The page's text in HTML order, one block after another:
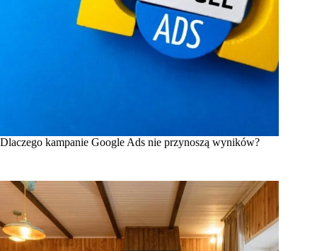
Dlaczego kampanie Google Ads nie przynoszą wyników?